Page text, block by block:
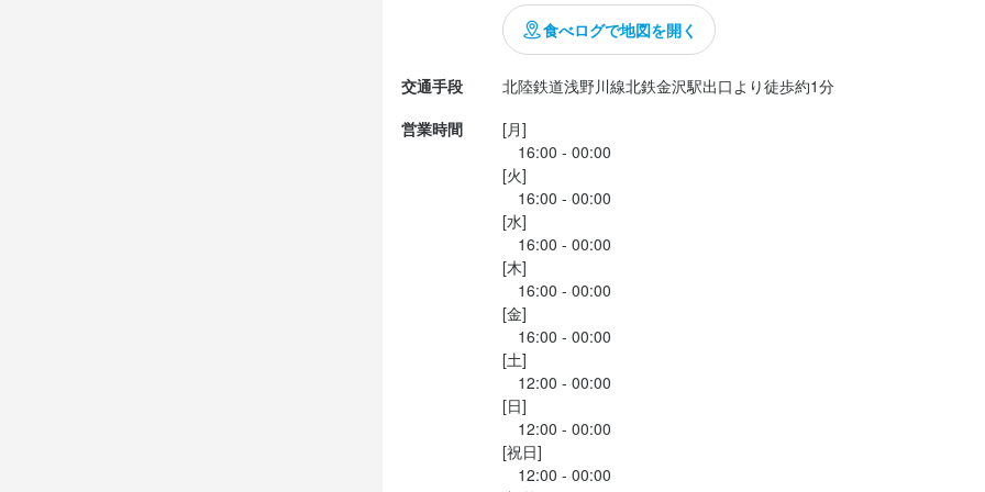
食べログで地図を開く
交通手段
北陸鉄道浅野川線北鉄金沢駅出口より徒歩約1分
営業時間
[月]
16:00 - 00:00
[火]
16:00 - 00:00
[水]
16:00 - 00:00
[木]
16:00 - 00:00
[金]
16:00 - 00:00
[土]
12:00 - 00:00
[日]
12:00 - 00:00
[祝日]
12:00 - 00:00
必須スキル・経験
"＜職種・業界未経験、社会人デビュー、第二新卒、社会人経験10年以上、歓迎！＞
★意欲重視の採用です！
応募にあたって必要な条件はありません。特別な経験やスキルは不要。学歴や・職歴
いません。これまでの経歴は問わず、意欲重視の採用です。
★未経験の先輩も活躍中！
当グループの社員は、飲食出身の先輩だけではありません。別業界から入社し、活躍
この仕事のおすすめポイント
"アピールポイント
※幅広いスキルが身につく!
調理もホールも、飲食店のお仕事をオールマイティーに覚えたい!
という方にピッタリ
どこのお店でも必要とされる人材に成長できますよ。
~ ここがポイント ~
今期も店舗出店予定!*
今期も新たな店舗を出店していきます。
年齢・経験問わず、誰もが意見を発信しながら形にしていける環境です。
そのため、楽しくやりがいを持ちながら成長していけます!
メニュー作りにも挑戦できる!*